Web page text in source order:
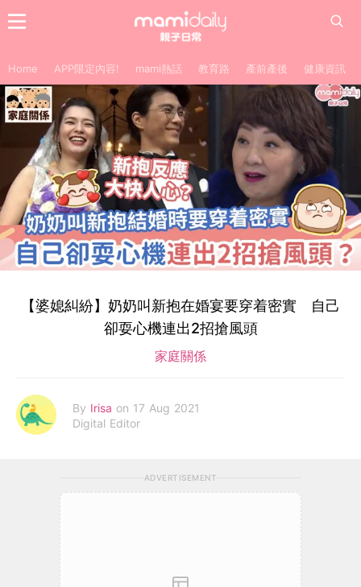
Home APP限定內容! mami熱話 教育路 產前產後 健康資訊
【婆媳糾紛】奶奶叫新抱在婚宴要穿着密實 自己
卻耍心機連出2招搶風頭
家庭關係
By Irisa on 17 Aug 2021
Digital Editor
ADVERTISEMENT